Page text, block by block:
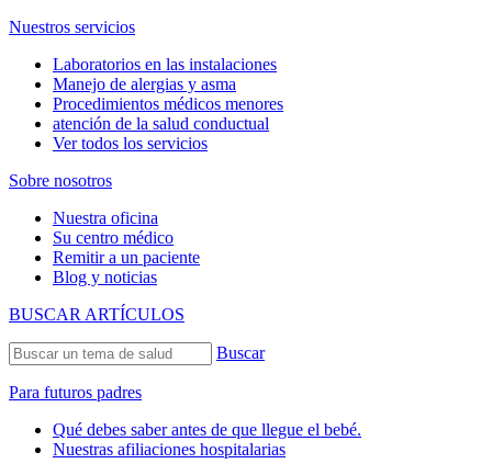
Nuestros servicios
Laboratorios en las instalaciones
Manejo de alergias y asma
Procedimientos médicos menores
atención de la salud conductual
Ver todos los servicios
Sobre nosotros
Nuestra oficina
Su centro médico
Remitir a un paciente
Blog y noticias
BUSCAR ARTÍCULOS
Buscar
Para futuros padres
Qué debes saber antes de que llegue el bebé.
Nuestras afiliaciones hospitalarias